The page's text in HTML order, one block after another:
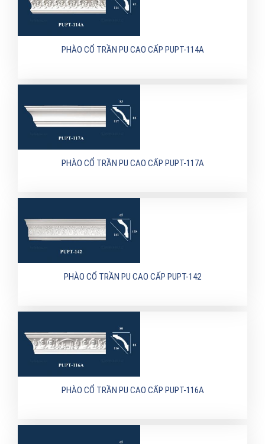
PHÀO CỔ TRẦN PU CAO CẤP PUPT-114A
PHÀO CỔ TRẦN PU CAO CẤP PUPT-117A
PHÀO CỔ TRẦN PU CAO CẤP PUPT-142
PHÀO CỔ TRẦN PU CAO CẤP PUPT-116A